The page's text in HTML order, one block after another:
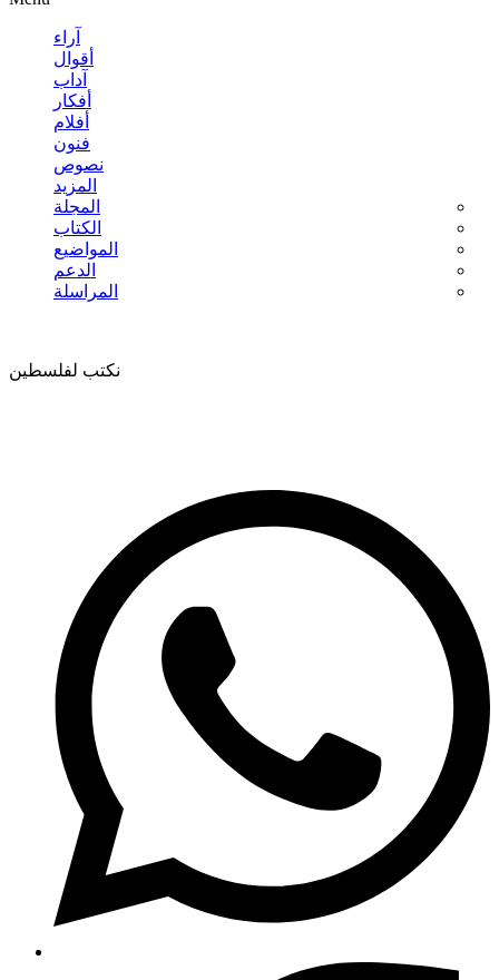
آراء
أقوال
آداب
أفكار
أفلام
فنون
نصوص
المزيد
المجلة
الكتاب
المواضيع
الدعم
المراسلة
نكتب لفلسطين